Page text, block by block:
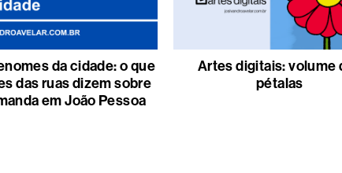
da cidade: o que
das ruas dizem sobre
em João Pessoa
Artes digitais: volume
pétalas